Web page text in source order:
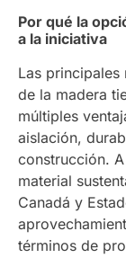
Por qué la
a la iniciativa
Las principales
de la madera
múltiples
aislación,
construcción.
material
Canadá y
términos de